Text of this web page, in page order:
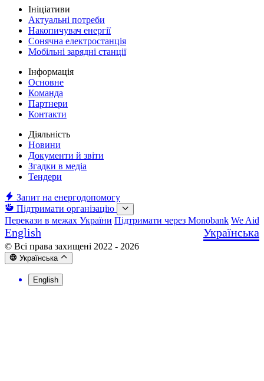
Ініціативи
Актуальні потреби
Накопичувач енергії
Сонячна електростанція
Мобільні зарядні станції
Інформація
Основне
Команда
Партнери
Контакти
Діяльність
Новини
Документи й звіти
Згадки в медіа
Тендери
Запит на енергодопомогу
Підтримати організацію
Перекази в межах України Підтримати через Monobank We Aid
English Українська
© Всі права захищені 2022 - 2026
Українська
English